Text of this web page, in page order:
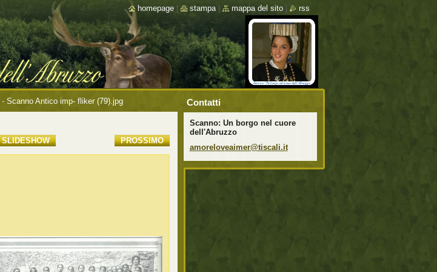
- Scanno Antico imp- fliker (79).jpg
SLIDESHOW
PROSSIMO
Contatti
Scanno: Un borgo nel cuore
dell'Abruzzo
amoreloveaimer@tiscali.it
homepage stampa mappa del sito rss